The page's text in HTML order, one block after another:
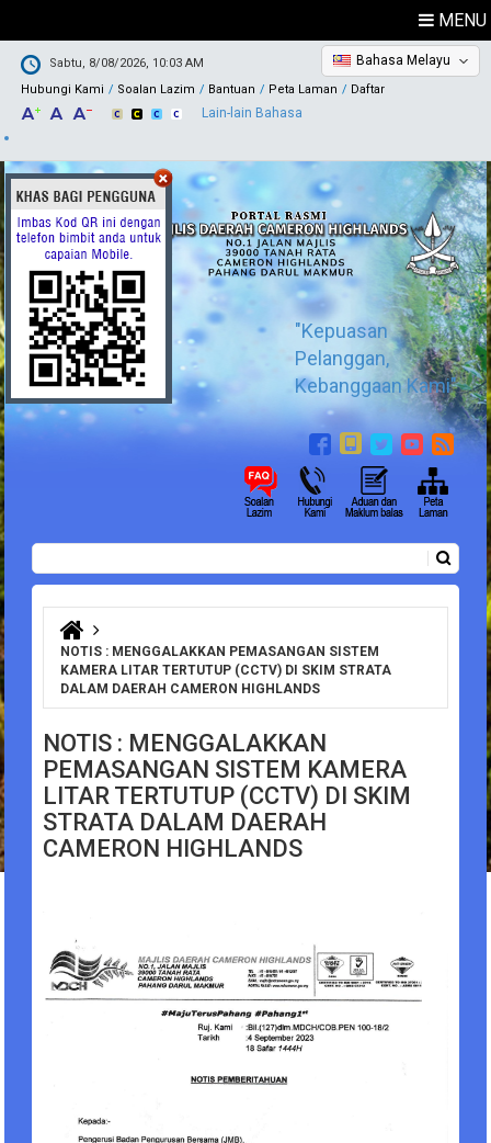
MENU
Sabtu, 8/08/2026, 10:03 AM
Hubungi Kami
Soalan Lazim Bantuan Peta Laman Daftar
Bahasa Melayu
Lain-lain Bahasa
"Kepuasan
Pelanggan,
Kebanggaan Kami"
Borang carian
Anda di sini
NOTIS : MENGGALAKKAN PEMASANGAN SISTEM
KAMERA LITAR TERTUTUP (CCTV) DI SKIM STRATA
DALAM DAERAH CAMERON HIGHLANDS
NOTIS : MENGGALAKKAN
PEMASANGAN SISTEM KAMERA
LITAR TERTUTUP (CCTV) DI SKIM
STRATA DALAM DAERAH
CAMERON HIGHLANDS